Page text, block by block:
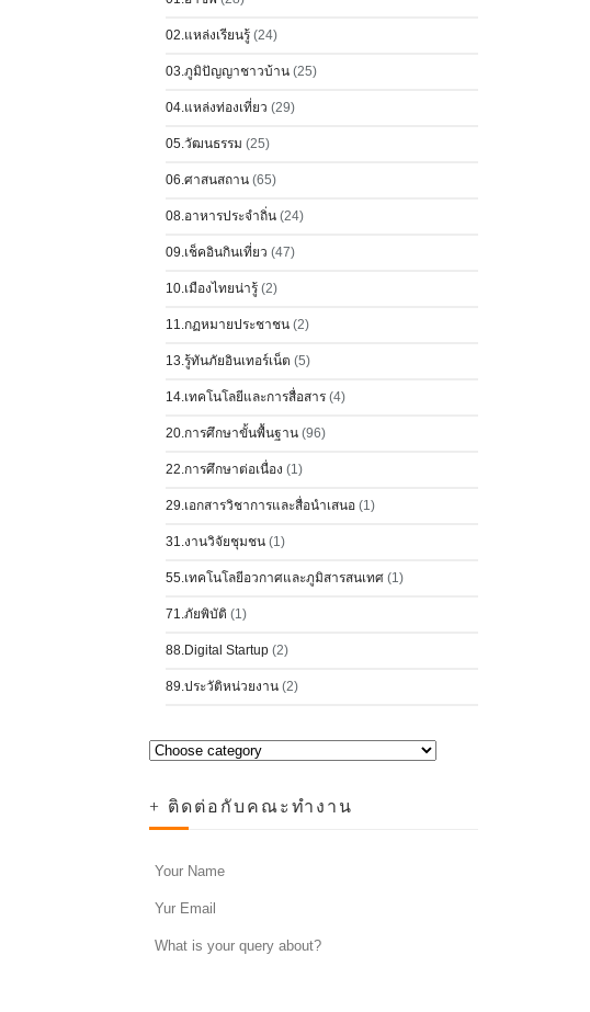
02.แหล่งเรียนรู้ (24)
03.ภูมิปัญญาชาวบ้าน (25)
04.แหล่งท่องเที่ยว (29)
05.วัฒนธรรม (25)
06.ศาสนสถาน (65)
08.อาหารประจำถิ่น (24)
09.เช็คอินกินเที่ยว (47)
10.เมืองไทยน่ารู้ (2)
11.กฏหมายประชาชน (2)
13.รู้ทันภัยอินเทอร์เน็ต (5)
14.เทคโนโลยีและการสื่อสาร (4)
20.การศึกษาขั้นพื้นฐาน (96)
22.การศึกษาต่อเนื่อง (1)
29.เอกสารวิชาการและสื่อนำเสนอ (1)
31.งานวิจัยชุมชน (1)
55.เทคโนโลยีอวกาศและภูมิสารสนเทศ (1)
71.ภัยพิบัติ (1)
88.Digital Startup (2)
89.ประวัติหน่วยงาน (2)
+ ติดต่อกับคณะทำงาน